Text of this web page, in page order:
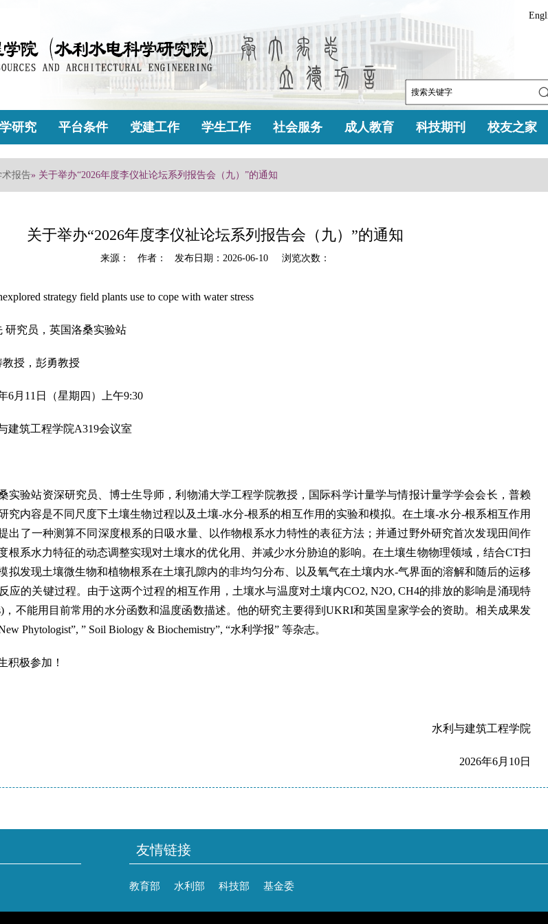
研究 平台条件 党建工作 学生工作 社会服务 成人教育 科技期刊 校友之家
术报告» 关于举办“2026年度李仪祉论坛系列报告会（九）”的通知
关于举办“2026年度李仪祉论坛系列报告会（九）”的通知
来源： 作者： 发布日期：2026-06-10 浏览次数：
strategy field plants use to cope with water stress
研究员，英国洛桑实验站
授，彭勇教授
6月11日（星期四）上午9:30
建筑工程学院A319会议室
实验站资深研究员、 博士生导师，利物浦大学工程学院教授，国际科学计量学与情报计量学学会会长，普赖
究内容是不同尺度下土壤生物过程以及土壤-水分-根系的相互作用的实验和模拟。在土壤-水分-根系相互作用
出了一种测算不同深度根系的日吸水量、以作物根系水力特性的表征方法；并通过野外研究首次发现田间作
根系水力特征的动态调整实现对土壤水的优化用、并减少水分胁迫的影响。在土壤生物物理领域，结合CT扫
拟发现土壤微生物和植物根系在土壤孔隙内的非均匀分布、以及氧气在土壤内水-气界面的溶解和随后的运移
应的关键过程。由于这两个过程的相互作用，土壤水与温度对土壤内CO2, N2O, CH4的排放的影响是涌现特
，不能用目前常用的水分函数和温度函数描述。他的研究主要得到UKRI和英国皇家学会的资助。相关成果发
Phytologist”, ” Soil Biology & Biochemistry”, “水利学报” 等杂志。
积极参加！
水利与建筑工程学院
2026年6月10日
友情链接
教育部 水利部 科技部 基金委